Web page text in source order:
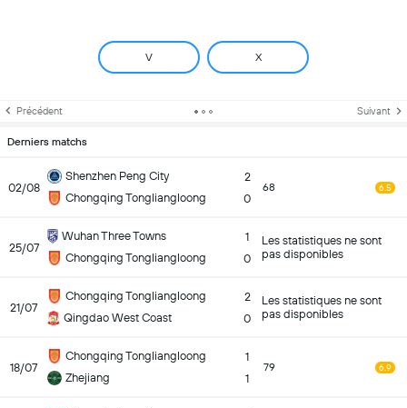
V X
Précédent Suivant
Derniers matchs
02/08
Shenzhen Peng City
Chongqing Tongliangloong
2
0
68 6.5
25/07
Wuhan Three Towns
Chongqing Tongliangloong
1
0
Les statistiques ne sont
pas disponibles
21/07
Chongqing Tongliangloong
Qingdao West Coast
2
0
Les statistiques ne sont
pas disponibles
18/07
Chongqing Tongliangloong
Zhejiang
1
1
79 6.9